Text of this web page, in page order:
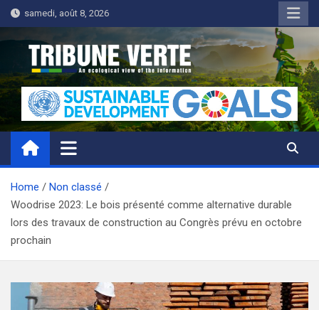
Skip
to
content
samedi, août 8, 2026
Tribune Verte
Un regard écologique de l'information
Home
Non classé
Woodrise 2023: Le bois présenté comme alternative durable
lors des travaux de construction au Congrès prévu en octobre
prochain